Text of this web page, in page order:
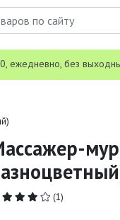
ежедневно, без
(1)